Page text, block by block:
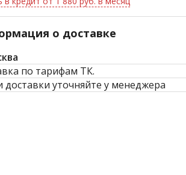
о доставке
по тарифам ТК.
доставки уточняйте у менеджера